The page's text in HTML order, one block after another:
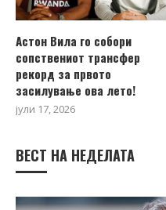
Астон Вила го собори
сопствениот трансфер
рекорд за првото
засилување ова лето!
јули 17, 2026
ВЕСТ НА НЕДЕЛАТА